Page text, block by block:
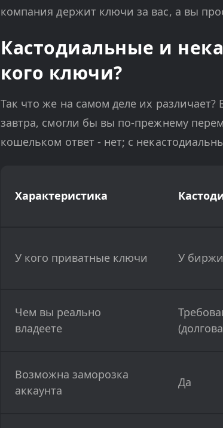
компания держит ключи за вас, а вы
Кастодиальные и
кого ключи?
Так что же на самом деле их
завтра, смогли бы вы по-прежнему
кошельком ответ - нет; с
Характеристика
У кого приватные ключи У
Чем вы реально
владеете
Возможна заморозка
аккаунта
Да